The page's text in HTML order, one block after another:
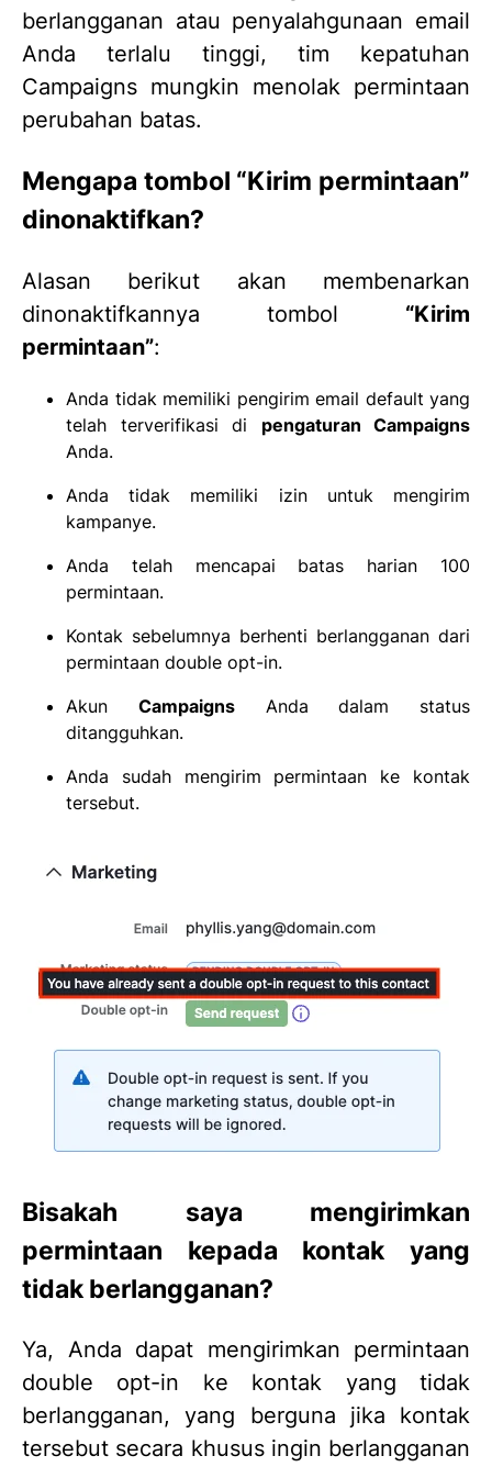
berlangganan atau penyalahgunaan email
Anda terlalu tinggi, tim kepatuhan
Campaigns mungkin menolak permintaan
perubahan batas.
Mengapa tombol “Kirim permintaan”
dinonaktifkan?
Alasan berikut akan membenarkan
dinonaktifkannya tombol “Kirim
permintaan”:
Anda tidak memiliki pengirim email default yang
telah terverifikasi di pengaturan Campaigns
Anda.
Anda tidak memiliki izin untuk mengirim
kampanye.
Anda telah mencapai batas harian 100
permintaan.
Kontak sebelumnya berhenti berlangganan dari
permintaan double opt-in.
Akun CampaignsAnda dalam status
ditangguhkan.
Anda sudah mengirim permintaan ke kontak
tersebut.
Bisakah saya mengirimkan
permintaan kepada kontak yang
tidak berlangganan?
Ya, Anda dapat mengirimkan permintaan
double opt-in ke kontak yang tidak
berlangganan, yang berguna jika kontak
tersebut secara khusus ingin berlangganan